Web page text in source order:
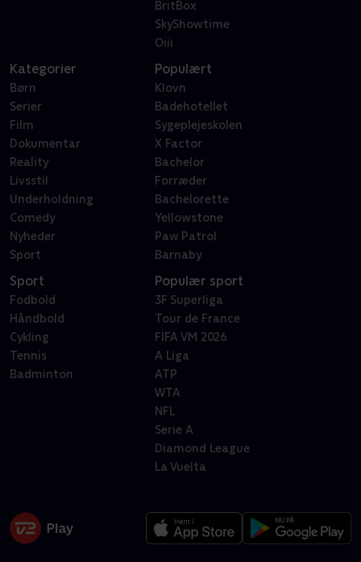
BritBox
SkyShowtime
Oiii
Kategorier
Børn
Serier
Film
Dokumentar
Reality
Livsstil
Underholdning
Comedy
Nyheder
Sport
Populært
Klovn
Badehotellet
Sygeplejeskolen
X Factor
Bachelor
Forræder
Bachelorette
Yellowstone
Paw Patrol
Barnaby
Sport
Fodbold
Håndbold
Cykling
Tennis
Badminton
Populær sport
3F Superliga
Tour de France
FIFA VM 2026
A Liga
ATP
WTA
NFL
Serie A
Diamond League
La Vuelta